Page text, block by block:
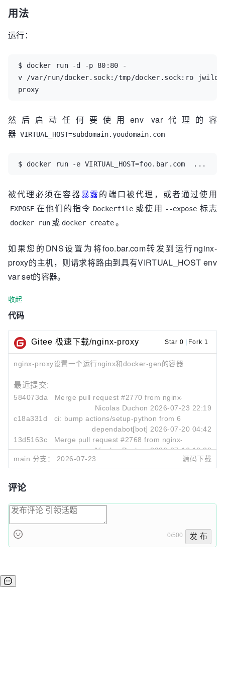
用法
运行：
$ docker run -d -p 80:80 -
v /var/run/docker.sock:/tmp/docker.sock:ro
proxy
然后启动任何要使用env var代理的容
器 VIRTUAL_HOST=subdomain.youdomain.com
$ docker run -e VIRTUAL_HOST=foo.bar.com  ...
被代理必须在容器暴露的端口被代理，或者通过使用
EXPOSE 在他们的指令 Dockerfile 或使用 --expose 标志
docker run 或 docker create 。
如果您的DNS设置为将foo.bar.com转发到运行nginx-
proxy的主机，则请求将路由到具有VIRTUAL_HOST env
var set的容器。
收起
代码
Gitee 极速下载/nginx-proxy Star 0 Fork 1
nginx-proxy设置一个运行nginx和docker-gen的容器
最近提交:
584073da
Merge pull request #2770 from nginx-proxy/
Nicolas Duchon 2026-07-23 22:19
c18a331d
ci: bump actions/setup-python from 6 to 7
dependabot[bot] 2026-07-20 04:42
13d5163c
Merge pull request #2768 from nginx-proxy/
Nicolas Duchon 2026-07-16 10:29
main 分支：
2026-07-23 源码下载
评论
0/500 发 布